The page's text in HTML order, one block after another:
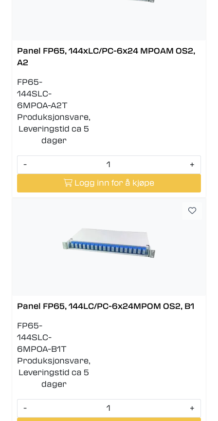
Panel FP65, 144xLC/PC-6x24 MPOAM OS2,
A2
FP65-
144SLC-
6MPOA-A2T
Produksjonsvare,
Leveringstid ca 5
dager
-
+
Logg inn for å kjøpe
Panel FP65, 144LC/PC-6x24MPOM OS2, B1
FP65-
144SLC-
6MPOA-B1T
Produksjonsvare,
Leveringstid ca 5
dager
-
+